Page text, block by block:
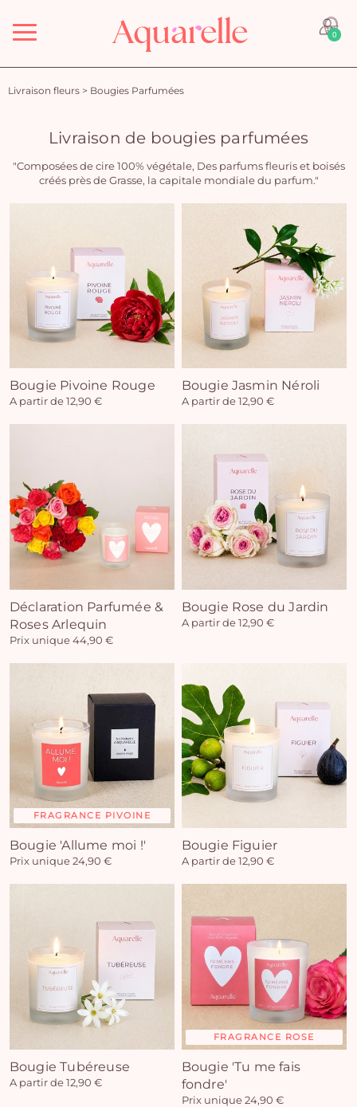
Menu 0
Livraison fleurs > Bougies Parfumées
Livraison de bougies parfumées
"Composées de cire 100% végétale, Des parfums fleuris et boisés
créés près de Grasse, la capitale mondiale du parfum."
Bougie Pivoine Rouge
A partir de 12,90 €
Bougie Jasmin Néroli
A partir de 12,90 €
Déclaration Parfumée &
Roses Arlequin
Prix unique 44,90 €
Bougie Rose du Jardin
A partir de 12,90 €
FRAGRANCE PIVOINE
Bougie 'Allume moi !'
Prix unique 24,90 €
Bougie Figuier
A partir de 12,90 €
Bougie Tubéreuse
A partir de 12,90 €
FRAGRANCE ROSE
Bougie 'Tu me fais
fondre'
Prix unique 24,90 €